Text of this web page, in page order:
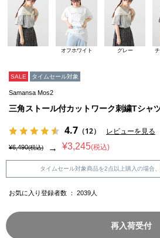
オフホワイト グレー
SALE タイムセール対象
Samansa Mos2
三角ストール付カットワーク刺繍Tシャ
4.7 （12） レビューを見る
¥6,490(税込) → ¥3,245(税込)
タイムセール対象商品を2点以上購入の場合、
お気に入り登録者数 ： 2039 人
再入荷受付